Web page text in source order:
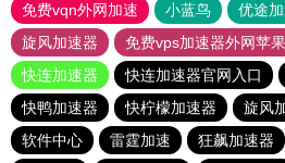
免费vqn外网加速
小蓝鸟 优途
旋风加速器
免费vps加速器外网苹
快连加速器
快连加速器官网入口
快鸭加速器
快柠檬加速器 旋风
软件中心
雷霆加速 狂飙加速器